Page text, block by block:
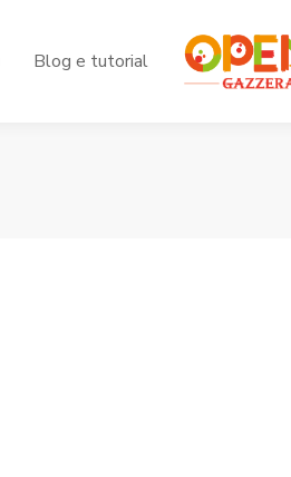
Blog e tutorial